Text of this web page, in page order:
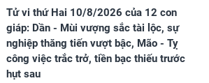
Tử vi thứ Hai 10/8/2026 của 12 con
giáp: Dần - Mùi vượng sắc tài lộc, sự
nghiệp thăng tiến vượt bậc, Mão - Tỵ
công việc trắc trở, tiền bạc thiếu trước
hụt sau